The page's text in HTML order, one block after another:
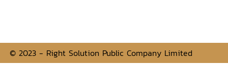
© 2023 - Right Solution Public Company Limited